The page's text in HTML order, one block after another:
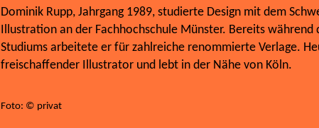
Dominik Rupp, Jahrgang 1989, studierte Design mit dem
Illustration an der Fachhochschule Münster. Bereits während
Studiums arbeitete er für zahlreiche renommierte Verlage.
freischaffender Illustrator und lebt in der Nähe von Köln.
Foto: © privat